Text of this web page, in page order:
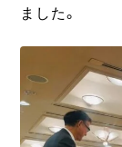
ました。